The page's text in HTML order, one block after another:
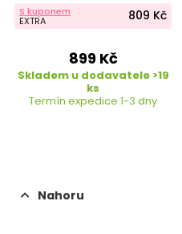
S kuponem
EXTRA 809 Kč
899 Kč
Skladem u dodavatele >19
ks
Termín expedice 1-3 dny
Nahoru